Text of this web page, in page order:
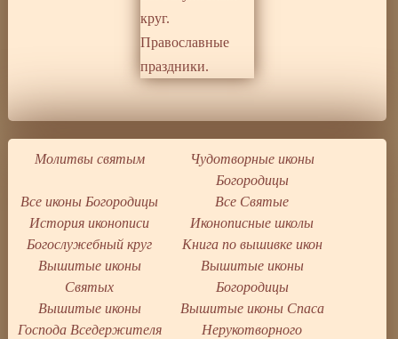
Молитвы святым
Чудотворные иконы
Богородицы
Все иконы Богородицы
Все Святые
История иконописи
Иконописные школы
Богослужебный круг
Книга по вышивке икон
Вышитые иконы
Святых
Вышитые иконы
Богородицы
Вышитые иконы
Господа Вседержителя
Вышитые иконы Спаса
Нерукотворного